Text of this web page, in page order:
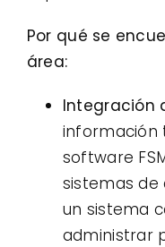
Por qué se
área:
Integración
información
software
sistemas de
un sistema
administrar